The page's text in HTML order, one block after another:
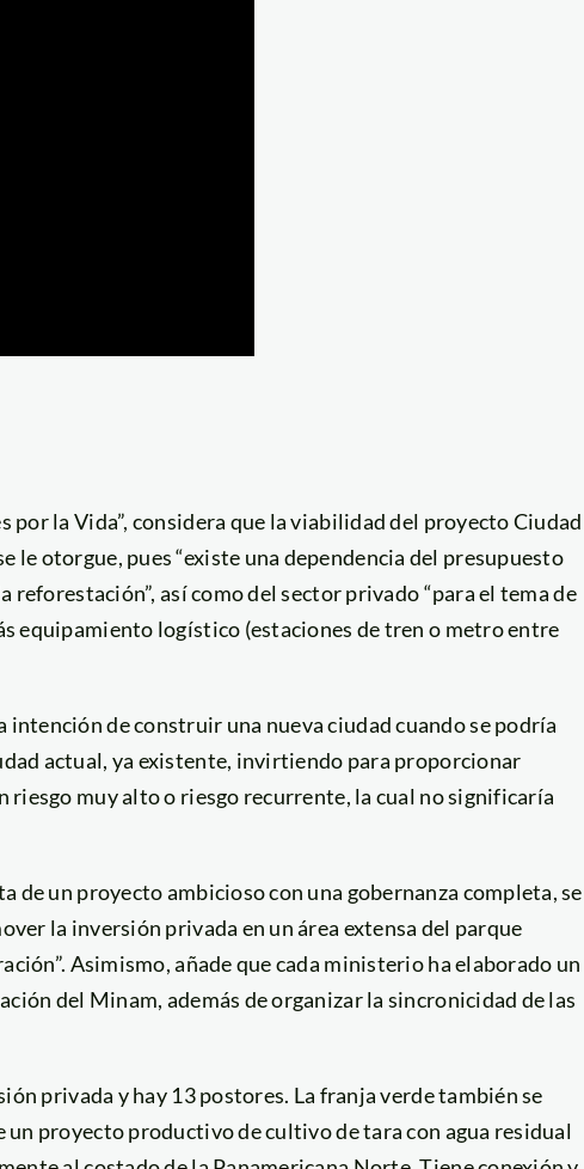
la Vida”, considera que la viabilidad del proyecto Ciudad
le otorgue, pues “existe una dependencia del presupuesto
así como del sector privado “para el tema de
equipamiento logístico (estaciones de tren o metro entre
de construir una nueva ciudad cuando se podría
actual, ya existente, invirtiendo para proporcionar
riesgo muy alto o riesgo recurrente, la cual no significaría
de un proyecto ambicioso con una gobernanza completa, se
la inversión privada en un área extensa del parque
Asimismo, añade que cada ministerio ha elaborado un
del Minam, además de organizar la sincronicidad de las
privada y hay 13 postores. La franja verde también se
proyecto productivo de cultivo de tara con agua residual